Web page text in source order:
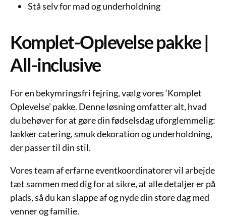
Stå selv for mad og underholdning
Komplet-Oplevelse pakke |
All-inclusive
For en bekymringsfri fejring, vælg vores ‘Komplet
Oplevelse’ pakke. Denne løsning omfatter alt, hvad
du behøver for at gøre din fødselsdag uforglemmelig:
lækker catering, smuk dekoration og underholdning,
der passer til din stil.
Vores team af erfarne eventkoordinatorer vil arbejde
tæt sammen med dig for at sikre, at alle detaljer er på
plads, så du kan slappe af og nyde din store dag med
venner og familie.